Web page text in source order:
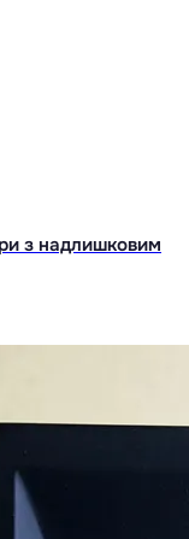
з надлишковим